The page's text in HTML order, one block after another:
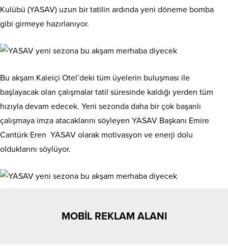
Kulübü (YASAV) uzun bir tatilin ardında yeni döneme bomba
gibi girmeye hazırlanıyor.
Bu akşam Kaleiçi Otel’deki tüm üyelerin buluşması ile
başlayacak olan çalışmalar tatil süresinde kaldığı yerden tüm
hızıyla devam edecek. Yeni sezonda daha bir çok başarılı
çalışmaya imza atacaklarını söyleyen YASAV Başkanı Emire
Cantürk Eren YASAV olarak motivasyon ve enerji dolu
olduklarını söylüyor.
MOBİL REKLAM ALANI